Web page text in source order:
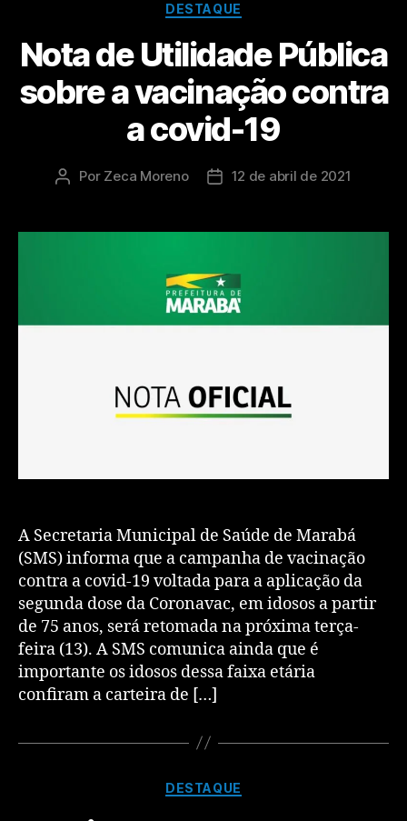
DESTAQUE
Nota de Utilidade Pública
sobre a vacinação contra
a covid-19
Por Zeca Moreno 12 de abril de 2021
A Secretaria Municipal de Saúde de Marabá
(SMS) informa que a campanha de vacinação
contra a covid-19 voltada para a aplicação da
segunda dose da Coronavac, em idosos a partir
de 75 anos, será retomada na próxima terça-
feira (13). A SMS comunica ainda que é
importante os idosos dessa faixa etária
confiram a carteira de […]
DESTAQUE